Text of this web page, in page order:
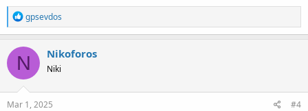
R
e
a
c
i
o
n
s
gpsevdos
N Nikoforos
Niki
Mar 1, 2025 #4